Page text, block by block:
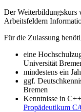
Der Weiterbildungskurs
Arbeitsfeldern
Für die Zulassung
eine
Universität
mindestens ein
ggf.
Bremen
Kenntnisse in
Propädeutikum